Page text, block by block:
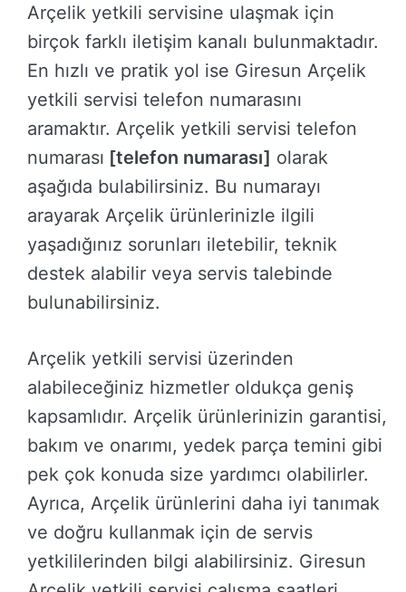
Arçelik yetkili servisine ulaşmak için
birçok farklı iletişim kanalı bulunmaktadır.
En hızlı ve pratik yol ise Giresun Arçelik
yetkili servisi telefon numarasını
aramaktır. Arçelik yetkili servisi telefon
numarası [telefon numarası] olarak
aşağıda bulabilirsiniz. Bu numarayı
arayarak Arçelik ürünlerinizle ilgili
yaşadığınız sorunları iletebilir, teknik
destek alabilir veya servis talebinde
bulunabilirsiniz.
Arçelik yetkili servisi üzerinden
alabileceğiniz hizmetler oldukça geniş
kapsamlıdır. Arçelik ürünlerinizin garantisi,
bakım ve onarımı, yedek parça temini gibi
pek çok konuda size yardımcı olabilirler.
Ayrıca, Arçelik ürünlerini daha iyi tanımak
ve doğru kullanmak için de servis
yetkililerinden bilgi alabilirsiniz. Giresun